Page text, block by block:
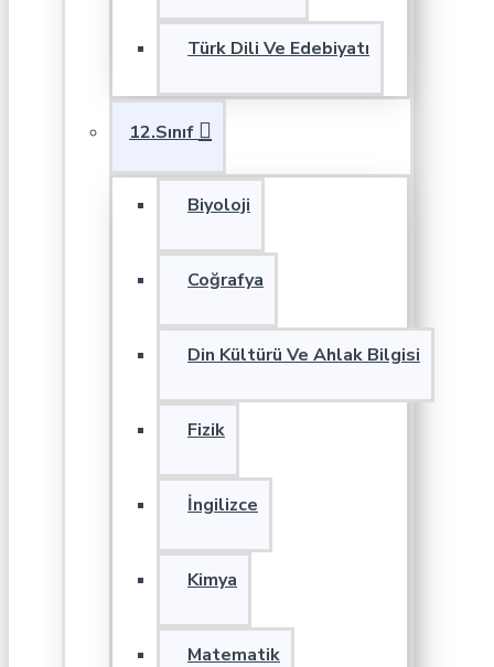
Türk Dili Ve Edebiyatı
12.Sınıf
Biyoloji
Coğrafya
Din Kültürü Ve Ahlak Bilgisi
Fizik
İngilizce
Kimya
Matematik